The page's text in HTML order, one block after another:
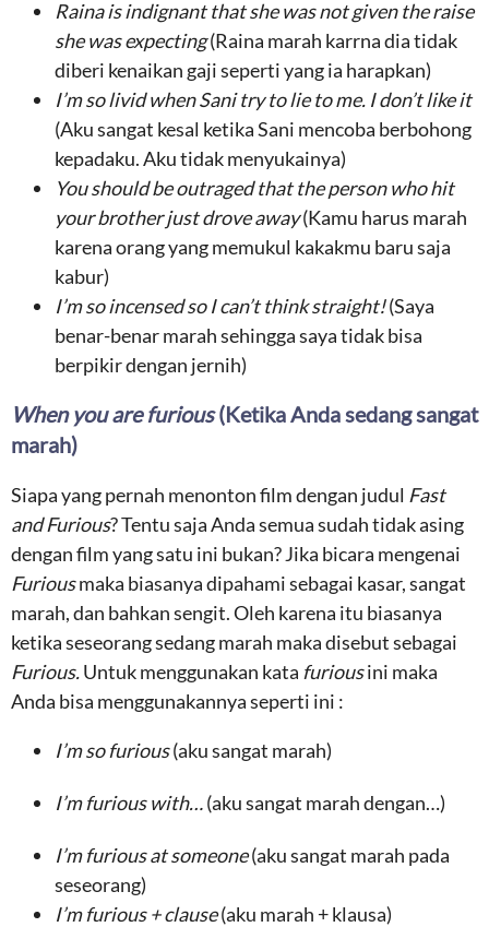
Raina is indignant that she was not given the raise
she was expecting(Raina marah karrna dia tidak
diberi kenaikan gaji seperti yang ia harapkan)
I’m so livid when Sani try to lie to me. I don’t like it
(Aku sangat kesal ketika Sani mencoba berbohong
kepadaku. Aku tidak menyukainya)
You should be outraged that the person who hit
your brother just drove away(Kamu harus marah
karena orang yang memukul kakakmu baru saja
kabur)
I’m so incensed so I can’t think straight!(Saya
benar-benar marah sehingga saya tidak bisa
berpikir dengan jernih)
When you are furious(Ketika Anda sedang sangat
marah)
Siapa yang pernah menonton film dengan judul Fast
and Furious? Tentu saja Anda semua sudah tidak asing
dengan film yang satu ini bukan? Jika bicara mengenai
Furiousmaka biasanya dipahami sebagai kasar, sangat
marah, dan bahkan sengit. Oleh karena itu biasanya
ketika seseorang sedang marah maka disebut sebagai
Furious.Untuk menggunakan kata furiousini maka
Anda bisa menggunakannya seperti ini :
I’m so furious(aku sangat marah)
I’m furious with…(aku sangat marah dengan…)
I’m furious at someone(aku sangat marah pada
seseorang)
I’m furious + clause(aku marah + klausa)